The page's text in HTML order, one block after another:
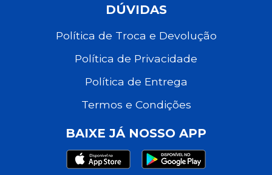
DÚVIDAS
Política de Troca e Devolução
Política de Privacidade
Política de Entrega
Termos e Condições
BAIXE JÁ NOSSO APP